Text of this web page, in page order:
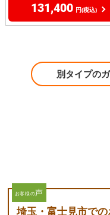
131,400 円(税込)
別タイプの
お客様の声
埼玉・富士見市で